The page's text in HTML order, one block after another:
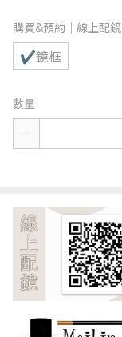
購買&預約｜線上配鏡
✔鏡框
數量